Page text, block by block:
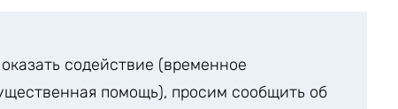
содействие (временное
помощь), просим сообщить об